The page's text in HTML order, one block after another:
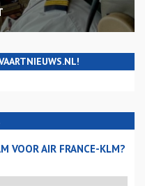
VOOR AIR FRANCE-KLM?